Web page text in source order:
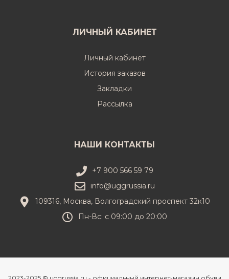
ЛИЧНЫЙ КАБИНЕТ
Личный кабинет
История заказов
Закладки
Рассылка
НАШИ КОНТАКТЫ
+7 900 566 59 79
info@uggrussia.ru
109316, Москва, Волгоградский проспект 32к10
Пн-Вс: с 09:00 до 20:00